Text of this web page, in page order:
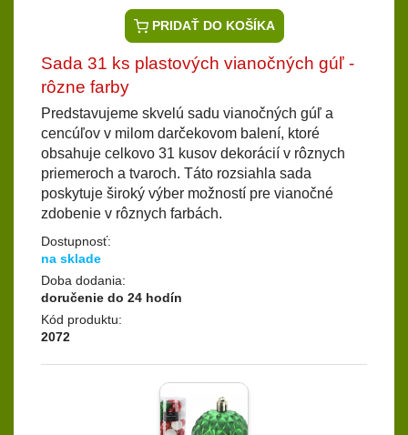
PRIDAŤ DO KOŠÍKA
Sada 31 ks plastových vianočných gúľ -
rôzne farby
Predstavujeme skvelú sadu vianočných gúľ a
cencúľov v milom darčekovom balení, ktoré
obsahuje celkovo 31 kusov dekorácií v rôznych
priemeroch a tvaroch. Táto rozsiahla sada
poskytuje široký výber možností pre vianočné
zdobenie v rôznych farbách.
Dostupnosť:
na sklade
Doba dodania:
doručenie do 24 hodín
Kód produktu:
2072